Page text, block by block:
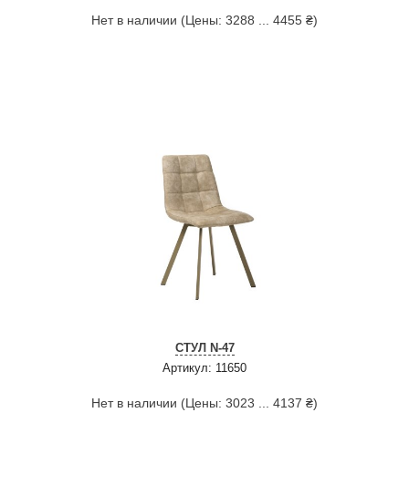
Нет в наличии (Цены: 3288 ... 4455 ₴)
СТУЛ N-47
Артикул: 11650
Нет в наличии (Цены: 3023 ... 4137 ₴)